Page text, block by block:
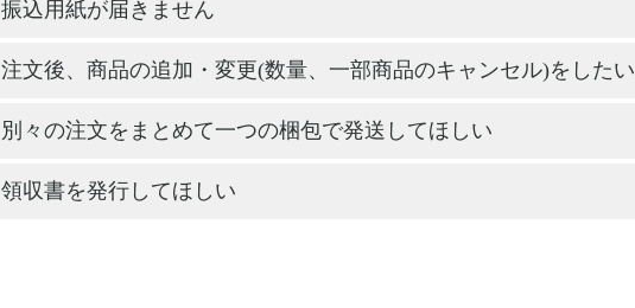
振込用紙が届きません
注文後、商品の追加・変更(数量、一部商品のキャンセル)をしたい
別々の注文をまとめて一つの梱包で発送してほしい
領収書を発行してほしい